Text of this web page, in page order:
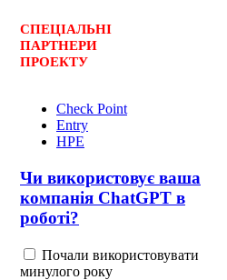
СПЕЦІАЛЬНІ
ПАРТНЕРИ
ПРОЕКТУ
Check Point
Entry
HPE
Чи використовує ваша
компанія ChatGPT в
роботі?
Почали використовувати
минулого року